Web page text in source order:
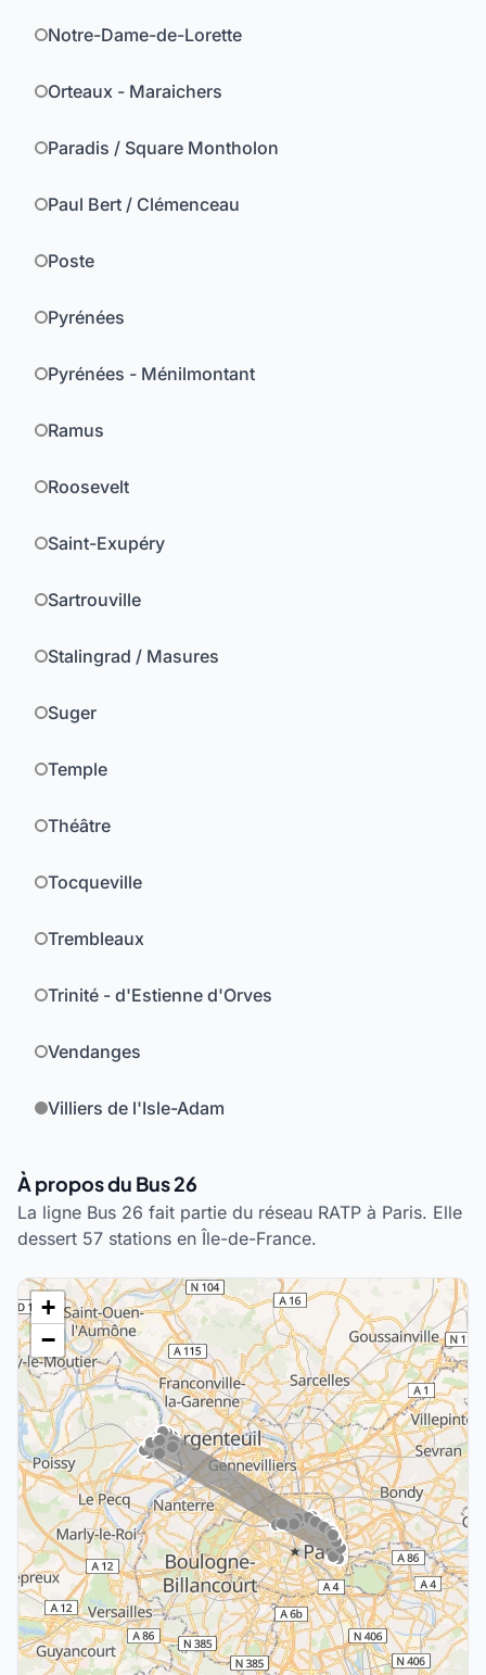
Notre-Dame-de-Lorette
Orteaux - Maraichers
Paradis / Square Montholon
Paul Bert / Clémenceau
Poste
Pyrénées
Pyrénées - Ménilmontant
Ramus
Roosevelt
Saint-Exupéry
Sartrouville
Stalingrad / Masures
Suger
Temple
Théâtre
Tocqueville
Trembleaux
Trinité - d'Estienne d'Orves
Vendanges
Villiers de l'Isle-Adam
À propos du Bus 26
La ligne Bus 26 fait partie du réseau RATP à Paris. Elle
dessert 57 stations en Île-de-France.
+
−